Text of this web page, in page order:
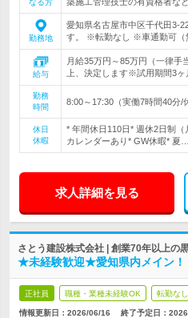
なる方
勤務地
愛知県名古屋市中区千代田3-
す。 ※転勤なし ※車通勤可（
給与
月給35万円～85万円（一律
上、決定します※試用期間3
勤務
時間
8:00～17:30（実働7時間40分
休日
休暇
* 年間休日110日* 週休2日制
カレンダーあり* GW休暇* 夏…
求人詳細を見る
さとう建設株式会社 | 創業70年以上の
★未経験歓迎★愛知県内メイン！
正社員 職種・業種未経験OK 転勤なし
情報更新日：2026/06/16 終了予定日：